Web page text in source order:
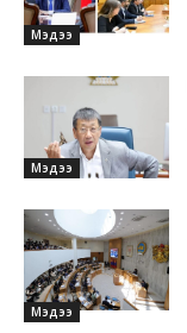
Мэдээ
Мэдээ
Мэдээ